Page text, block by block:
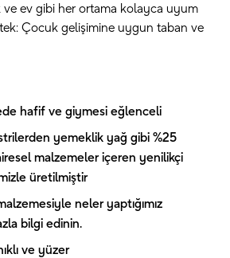
ve ev gibi her ortama kolayca uyum
Çocuk gelişimine uygun taban ve
hafif ve giymesi eğlenceli
yemeklik yağ gibi %25
malzemeler içeren yenilikçi
üretilmiştir
neler yaptığımız
bilgi edinin.
ve yüzer